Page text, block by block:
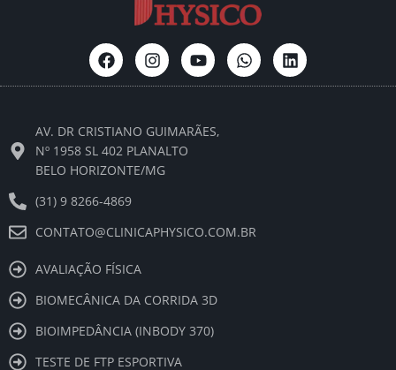
F
a
c
o
o
k
I
n
s
g
r
a
Y
o
u
b
W
h
a
L
i
n
AV. DR CRISTIANO GUIMARÃES,
Nº 1958 SL 402 PLANALTO
BELO HORIZONTE/MG
(31) 9 8266-4869
CONTATO@CLINICAPHYSICO.COM.BR
AVALIAÇÃO FÍSICA
BIOMECÂNICA DA CORRIDA 3D
BIOIMPEDÂNCIA (INBODY 370)
TESTE DE FTP ESPORTIVA